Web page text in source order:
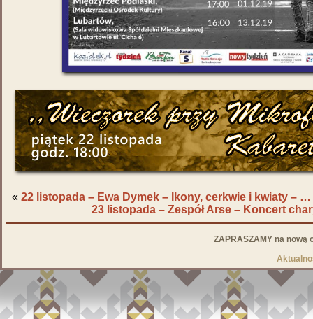
« 22 listopada – Ewa Dymek – Ikony, cerkwie i kwiaty – …
23 listopada – Zespół Arse – Koncert
ZAPRASZAMY na